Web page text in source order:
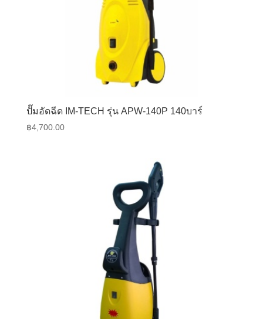
ปั๊มอัดฉีด IM-TECH รุ่น APW-140P 140บาร์
฿4,700.00